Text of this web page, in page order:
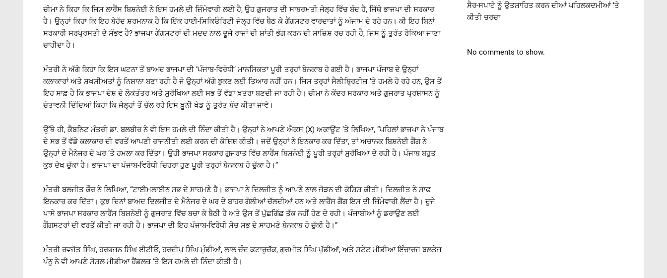
ਚੀਮਾ ਨੇ ਕਿਹਾ ਕਿ ਜਿਸ ਲਾਰੈਂਸ ਬਿਸ਼ਨੋਈ ਨੇ ਇਸ ਹਮਲੇ ਦੀ ਜ਼ਿੰਮੇਵਾਰੀ ਲਈ ਹੈ, ਉਹ ਗੁਜਰਾਤ ਦੀ ਸਾਬਰਮਤੀ ਜੇਲ੍ਹ ਵਿੱਚ ਬੰਦ ਹੈ, ਜਿੱਥੇ ਭਾਜਪਾ ਦੀ ਸਰਕਾਰ
ਹੈ। ਉਨ੍ਹਾਂ ਕਿਹਾ ਕਿ ਇਹ ਬੇਹੱਦ ਸ਼ਰਮਨਾਕ ਹੈ ਕਿ ਇੱਕ ਹਾਈ-ਸਿਕਿਓਰਿਟੀ ਜੇਲ੍ਹ ਵਿੱਚ ਬੈਠ ਕੇ ਗੈਂਗਸਟਰ ਵਾਰਦਾਤਾਂ ਨੂੰ ਅੰਜਾਮ ਦੇ ਰਹੇ ਹਨ। ਕੀ ਇਹ ਬਿਨਾਂ
ਸਰਕਾਰੀ ਸਰਪ੍ਰਸਤੀ ਦੇ ਸੰਭਵ ਹੈ? ਭਾਜਪਾ ਗੈਂਗਸਟਰਾਂ ਦੀ ਮਦਦ ਨਾਲ ਦੂਜੇ ਰਾਜਾਂ ਦੀ ਸ਼ਾਂਤੀ ਭੰਗ ਕਰਨ ਦੀ ਸਾਜ਼ਿਸ਼ ਰਚ ਰਹੀ ਹੈ, ਜਿਸ ਨੂੰ ਤੁਰੰਤ ਰੋਕਿਆ ਜਾਣਾ
ਚਾਹੀਦਾ ਹੈ।
ਮੰਤਰੀ ਨੇ ਅੱਗੇ ਕਿਹਾ ਕਿ ਇਸ ਘਟਨਾ ਤੋਂ ਬਾਅਦ ਭਾਜਪਾ ਦੀ ‘ਪੰਜਾਬ-ਵਿਰੋਧੀ’ ਮਾਨਸਿਕਤਾ ਪੂਰੀ ਤਰ੍ਹਾਂ ਬੇਨਕਾਬ ਹੋ ਗਈ ਹੈ। ਭਾਜਪਾ ਪੰਜਾਬ ਦੇ ਉਨ੍ਹਾਂ
ਕਲਾਕਾਰਾਂ ਅਤੇ ਸ਼ਖਸੀਅਤਾਂ ਨੂੰ ਨਿਸ਼ਾਨਾ ਬਣਾ ਰਹੀ ਹੈ ਜੋ ਉਨ੍ਹਾਂ ਅੱਗੇ ਝੁਕਣ ਲਈ ਤਿਆਰ ਨਹੀਂ ਹਨ। ਜਿਸ ਤਰ੍ਹਾਂ ਸੈਲੀਬ੍ਰਿਟੀਜ਼ ‘ਤੇ ਹਮਲੇ ਹੋ ਰਹੇ ਹਨ, ਉਸ ਤੋਂ
ਇਹ ਸਾਫ਼ ਹੈ ਕਿ ਭਾਜਪਾ ਦੇਸ਼ ਦੇ ਲੋਕਤੰਤਰ ਅਤੇ ਸੁਰੱਖਿਆ ਲਈ ਸਭ ਤੋਂ ਵੱਡਾ ਖ਼ਤਰਾ ਬਣਦੀ ਜਾ ਰਹੀ ਹੈ। ਚੀਮਾ ਨੇ ਕੇਂਦਰ ਸਰਕਾਰ ਅਤੇ ਗੁਜਰਾਤ ਪ੍ਰਸ਼ਾਸਨ ਨੂੰ
ਚੇਤਾਵਨੀ ਦਿੰਦਿਆਂ ਕਿਹਾ ਕਿ ਜੇਲ੍ਹਾਂ ਤੋਂ ਚੱਲ ਰਹੇ ਇਸ ਖ਼ੂਨੀ ਖੇਡ ਨੂੰ ਤੁਰੰਤ ਬੰਦ ਕੀਤਾ ਜਾਵੇ।
ਉੱਥੇ ਹੀ, ਕੈਬਨਿਟ ਮੰਤਰੀ ਡਾ. ਬਲਬੀਰ ਨੇ ਵੀ ਇਸ ਹਮਲੇ ਦੀ ਨਿੰਦਾ ਕੀਤੀ ਹੈ। ਉਨ੍ਹਾਂ ਨੇ ਆਪਣੇ ਐਕਸ (X) ਅਕਾਊਂਟ ‘ਤੇ ਲਿਖਿਆ, “ਪਹਿਲਾਂ ਭਾਜਪਾ ਨੇ ਪੰਜਾਬ
ਦੇ ਸਭ ਤੋਂ ਵੱਡੇ ਕਲਾਕਾਰ ਦੀ ਵਰਤੋਂ ਆਪਣੀ ਰਾਜਨੀਤੀ ਲਈ ਕਰਨ ਦੀ ਕੋਸ਼ਿਸ਼ ਕੀਤੀ। ਜਦੋਂ ਉਨ੍ਹਾਂ ਨੇ ਇਨਕਾਰ ਕਰ ਦਿੱਤਾ, ਤਾਂ ਅਚਾਨਕ ਬਿਸ਼ਨੋਈ ਗੈਂਗ ਨੇ
ਉਨ੍ਹਾਂ ਦੇ ਮੈਨੇਜਰ ਦੇ ਘਰ ‘ਤੇ ਹਮਲਾ ਕਰ ਦਿੱਤਾ। ਉਹੀ ਭਾਜਪਾ ਸਰਕਾਰ ਗੁਜਰਾਤ ਵਿੱਚ ਲਾਰੈਂਸ ਬਿਸ਼ਨੋਈ ਨੂੰ ਪੂਰੀ ਤਰ੍ਹਾਂ ਸੁਰੱਖਿਆ ਦੇ ਰਹੀ ਹੈ। ਪੰਜਾਬ ਬਹੁਤ
ਕੁਝ ਦੇਖ ਚੁੱਕਾ ਹੈ। ਭਾਜਪਾ ਦਾ ਪੰਜਾਬ-ਵਿਰੋਧੀ ਚਿਹਰਾ ਹੁਣ ਪੂਰੀ ਤਰ੍ਹਾਂ ਬੇਨਕਾਬ ਹੋ ਚੁੱਕਾ ਹੈ।”
ਮੰਤਰੀ ਬਲਜੀਤ ਕੌਰ ਨੇ ਲਿਖਿਆ, “ਟਾਈਮਲਾਈਨ ਸਭ ਦੇ ਸਾਹਮਣੇ ਹੈ। ਭਾਜਪਾ ਨੇ ਦਿਲਜੀਤ ਨੂੰ ਆਪਣੇ ਨਾਲ ਜੋੜਨ ਦੀ ਕੋਸ਼ਿਸ਼ ਕੀਤੀ। ਦਿਲਜੀਤ ਨੇ ਸਾਫ਼
ਇਨਕਾਰ ਕਰ ਦਿੱਤਾ। ਕੁਝ ਦਿਨਾਂ ਬਾਅਦ ਦਿਲਜੀਤ ਦੇ ਮੈਨੇਜਰ ਦੇ ਘਰ ਦੇ ਬਾਹਰ ਗੋਲੀਆਂ ਚੱਲਦੀਆਂ ਹਨ ਅਤੇ ਲਾਰੈਂਸ ਗੈਂਗ ਇਸ ਦੀ ਜ਼ਿੰਮੇਵਾਰੀ ਲੈਂਦਾ ਹੈ। ਦੂਜੇ
ਪਾਸੇ ਭਾਜਪਾ ਸਰਕਾਰ ਲਾਰੈਂਸ ਬਿਸ਼ਨੋਈ ਨੂੰ ਗੁਜਰਾਤ ਵਿੱਚ ਬਚਾ ਕੇ ਬੈਠੀ ਹੈ ਅਤੇ ਉਸ ਤੋਂ ਪੁੱਛਗਿੱਛ ਤੱਕ ਨਹੀਂ ਹੋਣ ਦੇ ਰਹੀ। ਪੰਜਾਬੀਆਂ ਨੂੰ ਡਰਾਉਣ ਲਈ
ਗੈਂਗਸਟਰਾਂ ਦੀ ਵਰਤੋਂ ਕੀਤੀ ਜਾ ਰਹੀ ਹੈ। ਭਾਜਪਾ ਦੀ ਇਹ ਪੰਜਾਬ-ਵਿਰੋਧੀ ਸੋਚ ਸਭ ਦੇ ਸਾਹਮਣੇ ਬੇਨਕਾਬ ਹੋ ਚੁੱਕੀ ਹੈ।”
ਮੰਤਰੀ ਰਵਜੋਤ ਸਿੰਘ, ਹਰਭਜਨ ਸਿੰਘ ਈਟੀਓ, ਹਰਦੀਪ ਸਿੰਘ ਮੁੰਡੀਆਂ, ਲਾਲ ਚੰਦ ਕਟਾਰੂਚੱਕ, ਗੁਰਮੀਤ ਸਿੰਘ ਖੁੱਡੀਆਂ, ਅਤੇ ਸਟੇਟ ਮੀਡੀਆ ਇੰਚਾਰਜ ਬਲਤੇਜ
ਪੰਨੂ ਨੇ ਵੀ ਆਪਣੇ ਸੋਸ਼ਲ ਮੀਡੀਆ ਹੈਂਡਲਜ਼ ‘ਤੇ ਇਸ ਹਮਲੇ ਦੀ ਨਿੰਦਾ ਕੀਤੀ ਹੈ।
ਸੈਰ-ਸਪਾਟੇ ਨੂੰ ਉਤਸ਼ਾਹਿਤ ਕਰਨ ਦੀਆਂ ਪਹਿਲਕਦਮੀਆਂ ‘ਤੇ
ਕੀਤੀ ਚਰਚਾ
No comments to show.